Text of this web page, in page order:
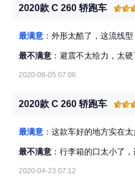
2020款 C 260 轿跑车
最满意 ：外形太酷了，这流线
最不满意 ：避震不太给力，太
2020-06-05 07:06
2020款 C 260 轿跑车
最满意 ：这款车好的地方实在
最不满意 ：行李箱的口太小了
2020-04-23 07:12